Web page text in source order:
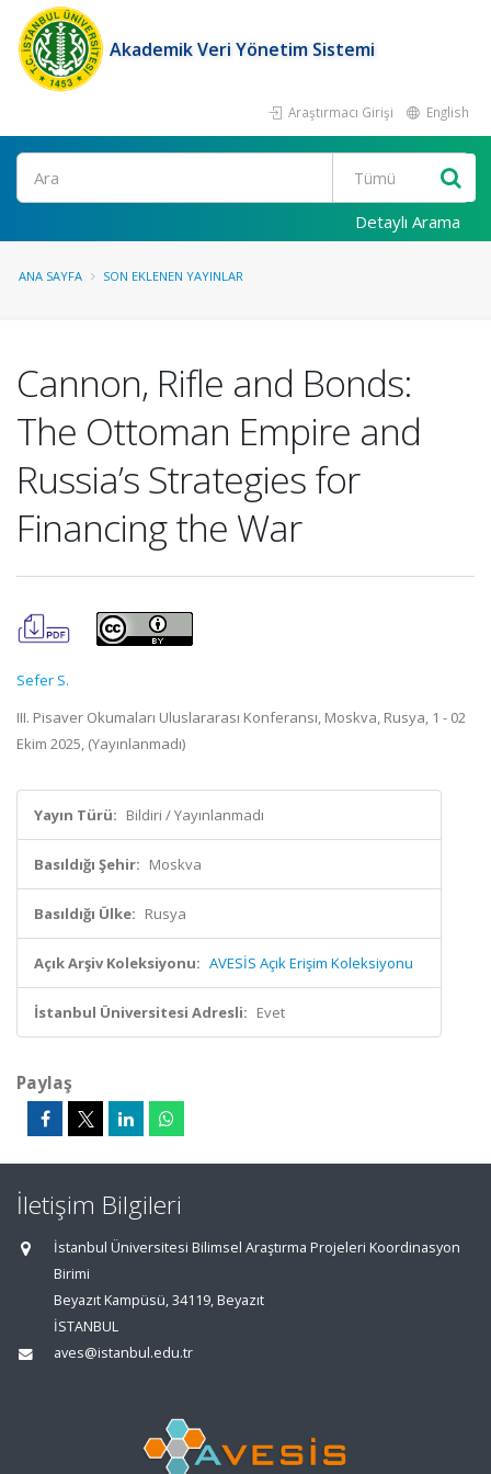
Akademik Veri Yönetim Sistemi
Araştırmacı Girişi English
Ara
Detaylı Arama
ANA SAYFA SON EKLENEN YAYINLAR
Cannon, Rifle and Bonds:
The Ottoman Empire and
Russia’s Strategies for
Financing the War
Sefer S.
III. Pisaver Okumaları Uluslararası Konferansı, Moskva, Rusya, 1 - 02
Ekim 2025, (Yayınlanmadı)
Yayın Türü: Bildiri / Yayınlanmadı
Basıldığı Şehir: Moskva
Basıldığı Ülke: Rusya
Açık Arşiv Koleksiyonu: AVESİS Açık Erişim Koleksiyonu
İstanbul Üniversitesi Adresli: Evet
Paylaş
İletişim Bilgileri
İstanbul Üniversitesi Bilimsel Araştırma Projeleri Koordinasyon
Birimi
Beyazıt Kampüsü, 34119, Beyazıt
İSTANBUL
aves@istanbul.edu.tr